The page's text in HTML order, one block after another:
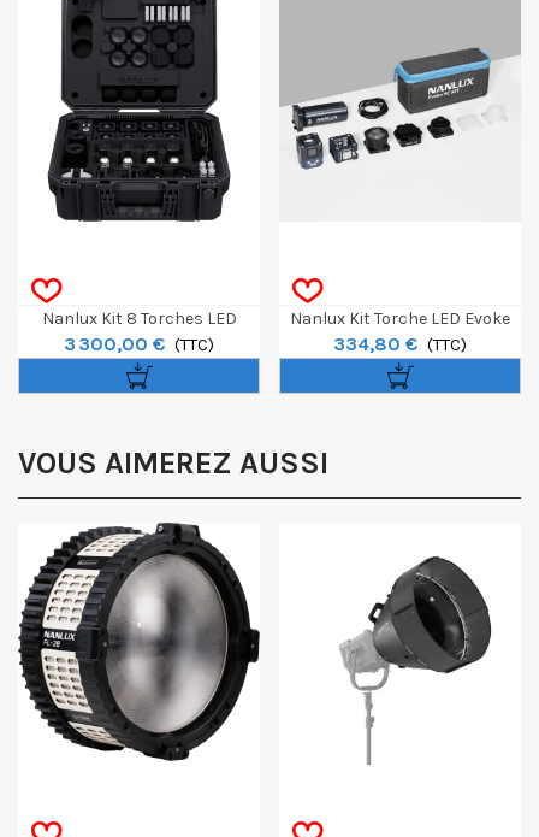
Nanlux Kit 8 Torches LED
Evoke 5C Avec Accessoires
3 300,00 € (TTC)
Nanlux Kit Torche LED Evoke
5C Avec Accessoires
334,80 € (TTC)
VOUS AIMEREZ AUSSI